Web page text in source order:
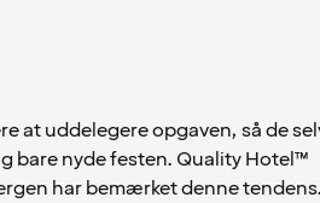
at uddelegere opgaven, så de
bare nyde festen. Quality Hotel™
har bemærket denne